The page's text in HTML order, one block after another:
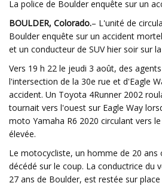
La police de Boulder enquête sur un
BOULDER, Colorado.– L'unité de
Boulder enquête sur un accident
et un conducteur de SUV hier soir sur
Vers 19 h 22 le jeudi 3 août, des
l'intersection de la 30e rue et d'Eagle
accident. Un Toyota 4Runner 2002
tournait vers l'ouest sur Eagle Way
moto Yamaha R6 2020 circulant vers
élevée.
Le motocycliste, un homme de 20 ans
décédé sur le coup. La conductrice du
27 ans de Boulder, est restée sur